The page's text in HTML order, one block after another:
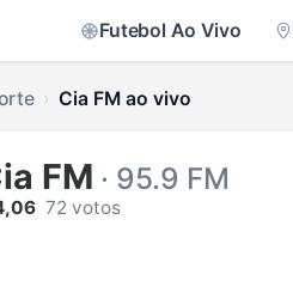
Futebol Ao Vivo
Cia FM ao vivo
FM · 95.9 FM
72 votos